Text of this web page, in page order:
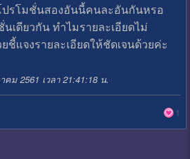
ปรโมชั่นสองอันนี้คนละอันกันหรอ
เดียวกัน ทำไมรายละเอียดไม่
แจงรายละเอียดให้ชัดเจนด้วยค่ะ
ม 2561 เวลา 21:41:18 น.
1